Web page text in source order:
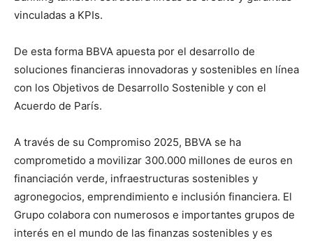
vinculadas a KPIs.
De esta forma BBVA apuesta por el desarrollo de
soluciones financieras innovadoras y sostenibles en línea
con los Objetivos de Desarrollo Sostenible y con el
Acuerdo de París.
A través de su Compromiso 2025, BBVA se ha
comprometido a movilizar 300.000 millones de euros en
financiación verde, infraestructuras sostenibles y
agronegocios, emprendimiento e inclusión financiera. El
Grupo colabora con numerosos e importantes grupos de
interés en el mundo de las finanzas sostenibles y es